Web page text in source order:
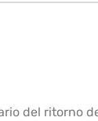
del ritorno